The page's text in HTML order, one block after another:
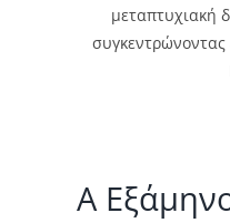
µεταπτυχιακή
συγκεντρώνοντας
Α